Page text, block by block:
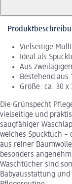
Vielseitige
Ideal als
Aus
Bestehend aus
Größe: ca. 30 x
Die Grünspecht
vielseitige und
saugfähiger
weiches Spucktuch
aus reiner
besonders
Waschtücher sind
Babyausstattung